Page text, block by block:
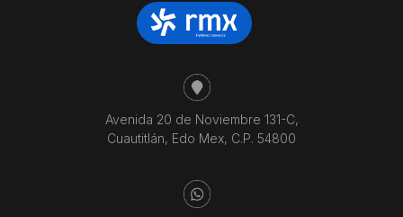
Avenida 20 de Noviembre 131-C,
Cuautitlán, Edo Mex, C.P. 54800